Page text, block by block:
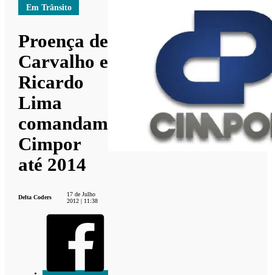
Em Trânsito
Proença de
Carvalho e
Ricardo
Lima
comandam
Cimpor
até 2014
Delta Coders
17 de Julho
2012 | 11:38